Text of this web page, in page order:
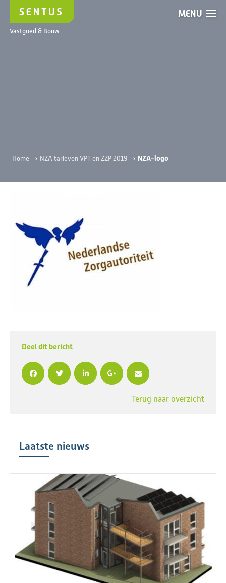
Vastgoed & Bouw
MENU
NZA-logo
Home › NZA tarieven VPT en ZZP 2019 › NZA-logo
Deel dit bericht
Terug naar overzicht
Laatste nieuws